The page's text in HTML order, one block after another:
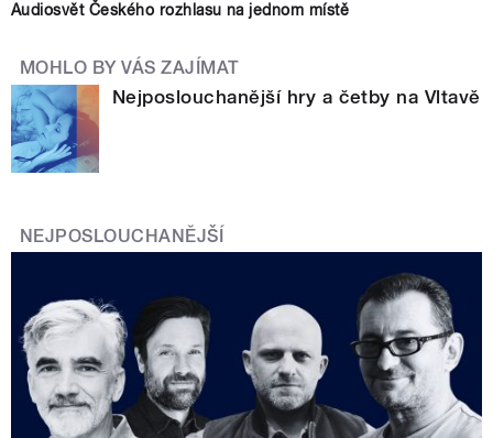
Audiosvět Českého rozhlasu na jednom místě
MOHLO BY VÁS ZAJÍMAT
Nejposlouchanější hry a četby na Vltavě
NEJPOSLOUCHANĚJŠÍ